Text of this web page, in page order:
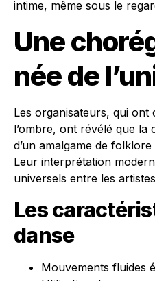
intime, même sous le
Une
née de
Les organisateurs, qui ont
l’ombre, ont révélé que la
d’un amalgame de
Leur interprétation
universels entre les
Les
danse
Mouvements fluides